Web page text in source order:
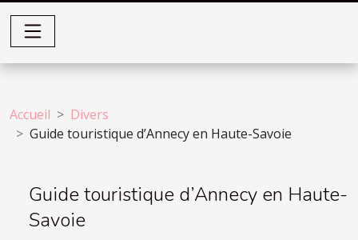
Accueil
Divers
Guide touristique d’Annecy en Haute-Savoie
Guide touristique d’Annecy en Haute-
Savoie